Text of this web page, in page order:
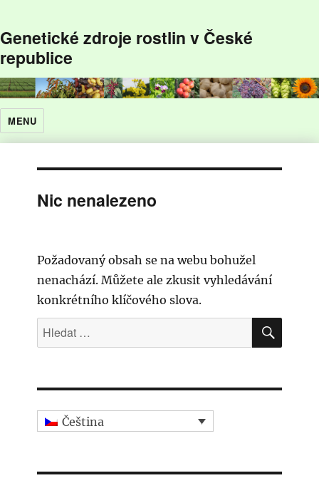
Genetické zdroje rostlin v České
republice
MENU
Nic nenalezeno
Požadovaný obsah se na webu bohužel
nenachází. Můžete ale zkusit vyhledávání
konkrétního klíčového slova.
Hledat:
Čeština